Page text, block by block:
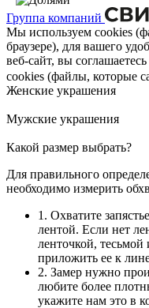
Группа компаний
Мы используем cookies
браузере), для вашего
веб-сайт, вы
cookies (файлы, которые
Женские украшения
Мужские украшения
Какой размер выбрать?
Для правильного
необходимо измерить
1. Охватите
лентой. Если нет
ленточкой,
приложить ее к
2. Замер нужно
любите более
укажите нам это в